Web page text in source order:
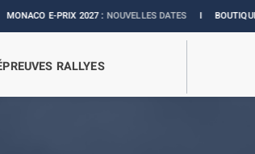
2027 :NOUVELLES DATESIBOUTIQUE OFFICIELLE :
RALLYES